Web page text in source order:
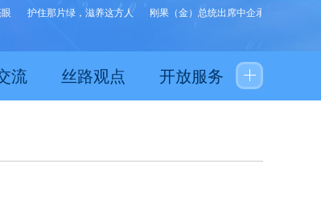
护住那片绿，滋养这方人 刚果（金）总统出席中企承建水厂启用仪式
流 丝路观点 开放服务